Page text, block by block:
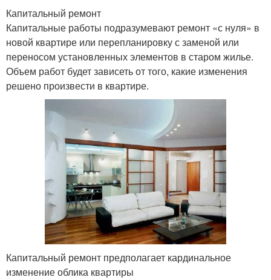
Капитальный ремонт
Капитальные работы подразумевают ремонт «с нуля» в
новой квартире или перепланировку с заменой или
переносом установленных элементов в старом жилье.
Объем работ будет зависеть от того, какие изменения
решено произвести в квартире.
Капитальный ремонт предполагает кардинальное
изменение облика квартиры